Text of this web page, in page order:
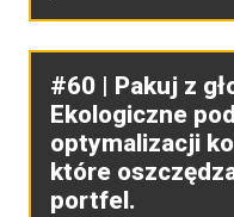
#60 | Pakuj z
Ekologiczne
optymalizacji
które
portfel.